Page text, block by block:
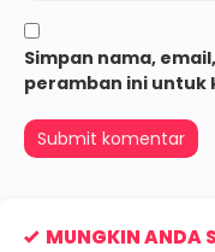
Simpan nama,
peramban ini
MUNGKIN ANDA